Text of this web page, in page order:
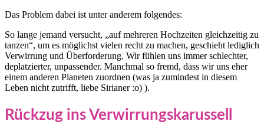
Das Problem dabei ist unter anderem folgendes:
So lange jemand versucht, „auf mehreren Hochzeiten gleichzeitig zu
tanzen“, um es möglichst vielen recht zu machen, geschieht lediglich
Verwirrung und Überforderung. Wir fühlen uns immer schlechter,
deplatzierter, unpassender. Manchmal so fremd, dass wir uns eher
einem anderen Planeten zuordnen (was ja zumindest in diesem
Leben nicht zutrifft, liebe Sirianer :o) ).
Rückzug ins Verwirrungskarussell